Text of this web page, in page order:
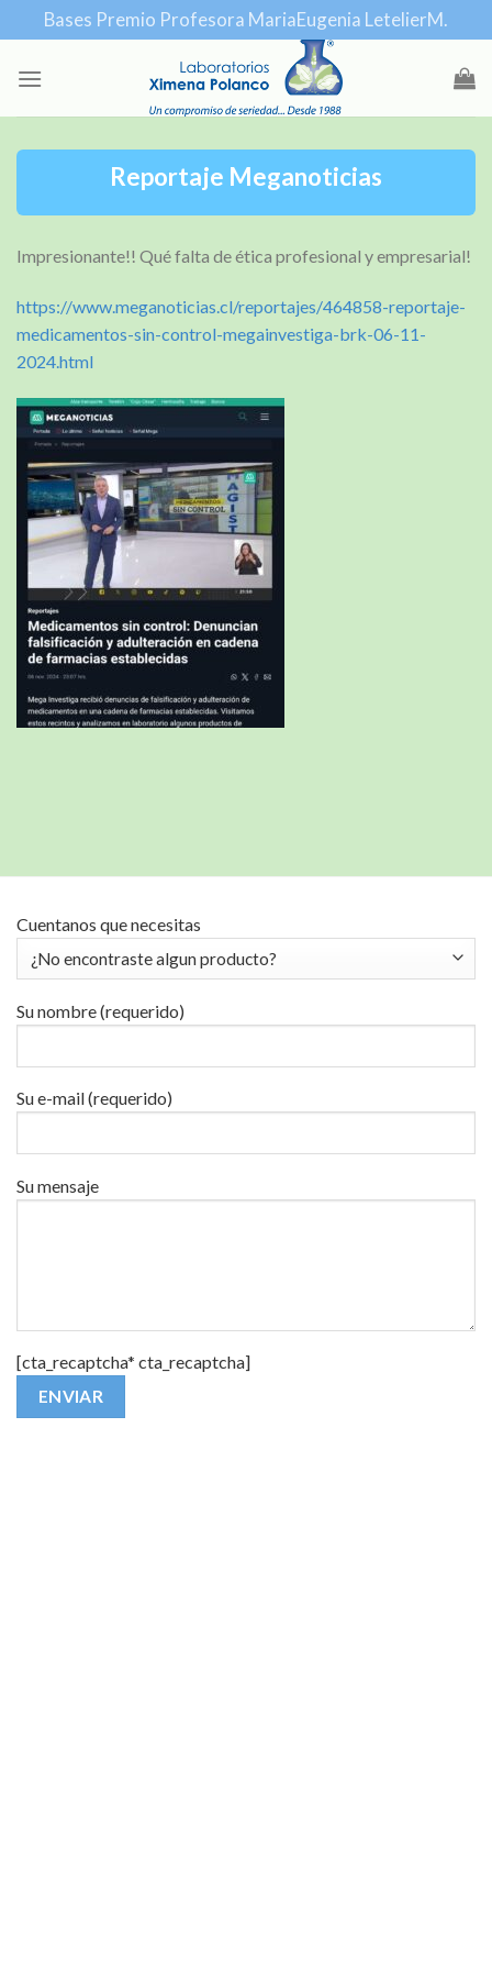
to
content
Bases Premio Profesora MariaEugenia LetelierM.
Reportaje Meganoticias
Impresionante!! Qué falta de ética profesional y empresarial!
https://www.meganoticias.cl/reportajes/464858-reportaje-
medicamentos-sin-control-megainvestiga-brk-06-11-
2024.html
Cuentanos que necesitas
Su nombre (requerido)
Su e-mail (requerido)
Su mensaje
[cta_recaptcha* cta_recaptcha]